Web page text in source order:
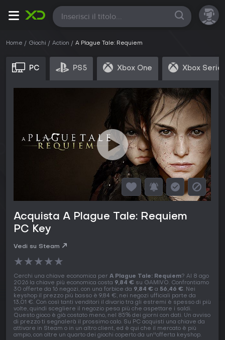
Tutte
Home Giochi Action A Plague Tale: Requiem
PC PS5 Xbox One Xbox
Acquista A Plague Tale: Requiem
PC Key
Vedi su Steam
★★★★★
Cerchi una chiave economica per A Plague Tale: Requiem? Al 8 ago
2026 la chiave più economica costa 9,84 € su GAMIVO. Confrontiamo
30 offerte da 16 negozi, con una forbice da 9,84 € a 56,46 €. Nei
keyshop il prezzo più basso è 9,84 €, nei negozi ufficiali parte da
13,01 €. Con così tanti venditori il divario tra gli estremi è spesso di più
volte, quindi scegliere il negozio pesa più che aspettare i saldi.
Questo gioco è già costato meno, nel 85% dei giorni con dati. Un avviso
di prezzo ti segnalerà il prossimo calo. Su PC acquisti una chiave da
attivare in Steam o in un altro client, ed è qui che il mercato è più
ampio, con oltre un quarto dei giochi coperto da un''offerta keyshop.